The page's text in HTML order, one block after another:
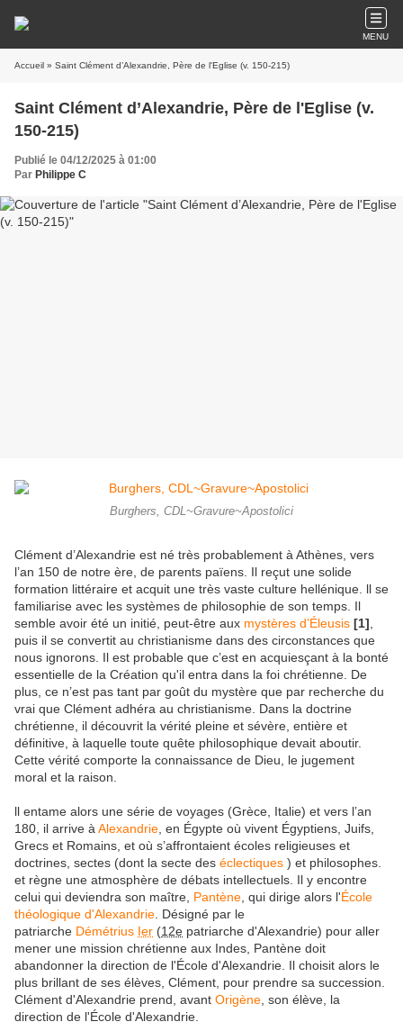
MENU
Accueil » Saint Clément d’Alexandrie, Père de l'Eglise (v. 150-215)
Saint Clément d’Alexandrie, Père de l'Eglise (v.
150-215)
Publié le 04/12/2025 à 01:00
Par Philippe C
Burghers, CDL~Gravure~Apostolici
Clément d’Alexandrie est né très probablement à Athènes, vers
l’an 150 de notre ère, de parents païens. Il reçut une solide
formation littéraire et acquit une très vaste culture hellénique. ll se
familiarise avec les systèmes de philosophie de son temps. Il
semble avoir été un initié, peut-être aux mystères d’Éleusis [1]
puis il se convertit au christianisme dans des circonstances que
nous ignorons. Il est probable que c’est en acquiesçant à la bonté
essentielle de la Création qu'il entra dans la foi chrétienne. De
plus, ce n’est pas tant par goût du mystère que par recherche du
vrai que Clément adhéra au christianisme. Dans la doctrine
chrétienne, il découvrit la vérité pleine et sévère, entière et
définitive, à laquelle toute quête philosophique devait aboutir.
Cette vérité comporte la connaissance de Dieu, le jugement
moral et la raison.
ll entame alors une série de voyages (Grèce, Italie) et vers l’an
180, il arrive à Alexandrie , en Égypte où vivent Égyptiens, Juifs,
Grecs et Romains, et où s’affrontaient écoles religieuses et
doctrines, sectes (dont la secte des éclectiques ) et philosophes.
et règne une atmosphère de débats intellectuels. Il y encontre
celui qui deviendra son maître, Pantène , qui dirige alors l'École
théologique d'Alexandrie . Désigné par le
patriarche Démétrius Ier (12e patriarche d'Alexandrie) pour aller
mener une mission chrétienne aux Indes, Pantène doit
abandonner la direction de l'École d'Alexandrie. Il choisit alors le
plus brillant de ses élèves, Clément, pour prendre sa succession.
Clément d'Alexandrie prend, avant Origène , son élève, la
direction de l'École d'Alexandrie.